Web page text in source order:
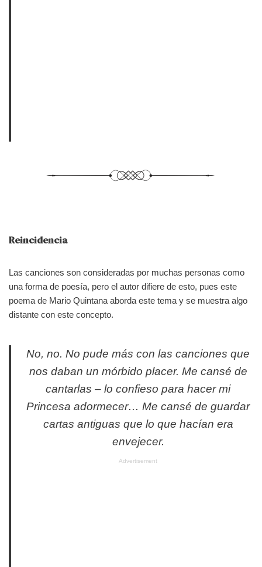
Reincidencia
Las canciones son consideradas por muchas personas como
una forma de poesía, pero el autor difiere de esto, pues este
poema de Mario Quintana aborda este tema y se muestra algo
distante con este concepto.
No, no. No pude más con las canciones que
nos daban un mórbido placer. Me cansé de
cantarlas – lo confieso para hacer mi
Princesa adormecer… Me cansé de guardar
cartas antiguas que lo que hacían era
envejecer.
Advertisement